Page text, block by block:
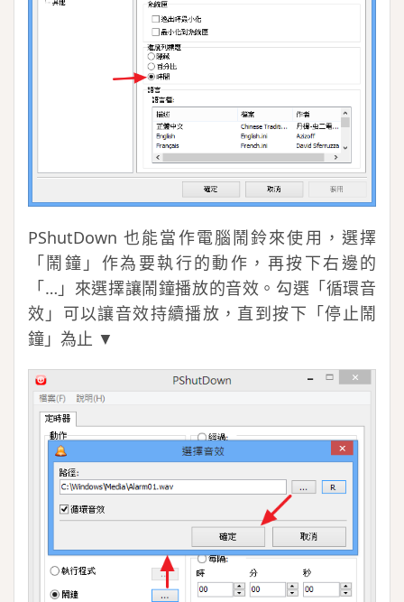
PShutDown 也能當作電腦鬧鈴來使用，選擇
「鬧鐘」作為要執行的動作，再按下右邊的
「…」來選擇讓鬧鐘播放的音效。勾選「循環音
效」可以讓音效持續播放，直到按下「停止鬧
鐘」為止 ▼